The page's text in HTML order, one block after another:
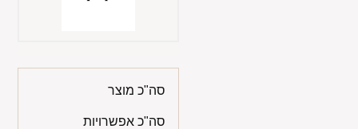
סה"כ מוצר
סה"כ אפשרויות